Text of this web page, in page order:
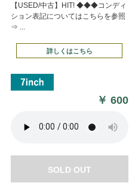
【USED/中古】HIT! ◆◆◆コンディ
ション表記についてはこちらを参照
⇒ ...
詳しくはこちら
￥600
SOLD OUT